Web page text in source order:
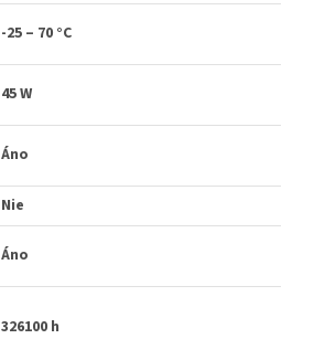
-25 – 70 °C
45 W
Áno
Nie
Áno
326100 h